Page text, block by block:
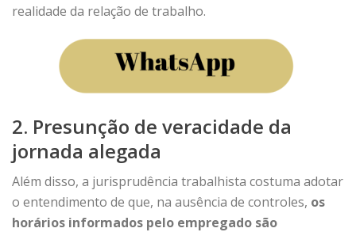
realidade da relação de trabalho.
2. Presunção de veracidade da
jornada alegada
Além disso, a jurisprudência trabalhista costuma adotar
o entendimento de que, na ausência de controles, os
horários informados pelo empregado são